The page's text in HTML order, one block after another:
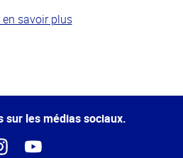
en savoir plus
sur les médias sociaux.